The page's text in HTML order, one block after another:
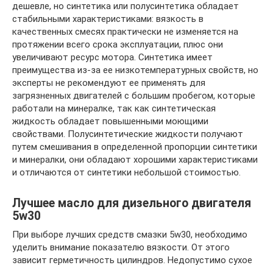
дешевле, но синтетика или полусинтетика обладает
стабильными характеристиками: вязкость в
качественных смесях практически не изменяется на
протяжении всего срока эксплуатации, плюс они
увеличивают ресурс мотора. Синтетика имеет
преимущества из-за ее низкотемпературных свойств, но
эксперты не рекомендуют ее применять для
загрязненных двигателей с большим пробегом, которые
работали на минералке, так как синтетическая
жидкость обладает повышенными моющими
свойствами. Полусинтетические жидкости получают
путем смешивания в определенной пропорции синтетики
и минералки, они обладают хорошими характеристиками
и отличаются от синтетики небольшой стоимостью.
Лучшее масло для дизельного двигателя
5w30
При выборе лучших средств смазки 5w30, необходимо
уделить внимание показателю вязкости. От этого
зависит герметичность цилиндров. Недопустимо сухое